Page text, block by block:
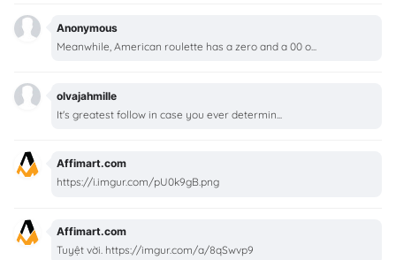
Anonymous
Meanwhile, American roulette has a zero and a 00 o...
olvajahmille
It's greatest follow in case you ever determin...
Affimart.com
https://i.imgur.com/pU0k9gB.png
Affimart.com
Tuyệt vời. https://imgur.com/a/8qSwvp9